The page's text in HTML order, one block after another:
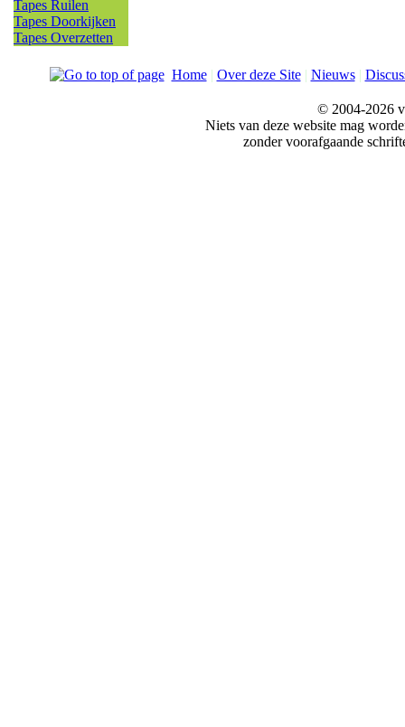
Tapes Ruilen
Tapes Doorkijken
Tapes Overzetten
Home| Over deze Site| Nieuws|
© 2004-2026
Niets van deze website mag
zonder voorafgaande